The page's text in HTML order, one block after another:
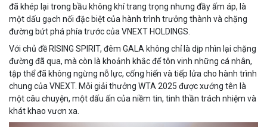
đã khép lại trong bầu không khí trang trọng nhưng đầy ấm áp, là
một dấu gạch nối đặc biệt của hành trình trưởng thành và chặng
đường bứt phá phía trước của VNEXT HOLDINGS.
Với chủ đề RISING SPIRIT, đêm GALA không chỉ là dịp nhìn lại chặng
đường đã qua, mà còn là khoảnh khắc để tôn vinh những cá nhân,
tập thể đã không ngừng nỗ lực, cống hiến và tiếp lửa cho hành trình
chung của VNEXT. Mỗi giải thưởng WTA 2025 được xướng tên là
một câu chuyện, một dấu ấn của niềm tin, tinh thần trách nhiệm và
khát khao vươn xa.